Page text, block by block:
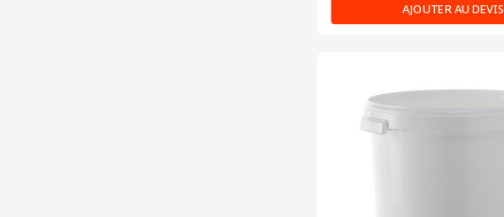
AJOUTER AU DEVIS